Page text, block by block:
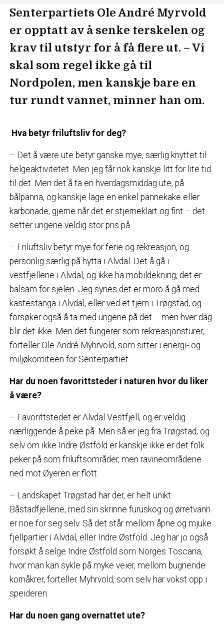
Senterpartiets Ole André Myrvold
er opptatt av å senke terskelen og
krav til utstyr for å få flere ut. – Vi
skal som regel ikke gå til
Nordpolen, men kanskje bare en
tur rundt vannet, minner han om.
Hva betyr friluftsliv for deg?
– Det å være ute betyr ganske mye, særlig knyttet til
helgeaktivitetet. Men jeg får nok kanskje litt for lite tid
til det. Men det å ta en hverdagsmiddag ute, på
bålpanna, og kanskje lage en enkel pannekake eller
karbonade, gjerne når det er stjerneklart og fint – det
setter ungene veldig stor pris på.
– Friluftsliv betyr mye for ferie og rekreasjon, og
personlig særlig på hytta i Alvdal. Det å gå i
vestfjellene i Alvdal, og ikke ha mobildekning, det er
balsam for sjelen. Jeg synes det er moro å gå med
kastestanga i Alvdal, eller ved et tjern i Trøgstad, og
forsøker også å ta med ungene på det – men hver dag
blir det ikke. Men det fungerer som rekreasjonsturer,
forteller Ole André Myhrvold, som sitter i energi- og
miljøkomiteen for Senterpartiet.
Har du noen favorittsteder i naturen hvor du liker
å være?
– Favorittstedet er Alvdal Vestfjell, og er veldig
nærliggende å peke på. Men så er jeg fra Trøgstad, og
selv om ikke Indre Østfold er kanskje ikke er det folk
peker på som friluftsområder, men ravineområdene
ned mot Øyeren er flott.
– Landskapet Trøgstad har der, er helt unikt.
Båstadfjellene, med sin skrinne furuskog og ørretvann
er noe for seg selv. Så det står mellom åpne og mjuke
fjellpartier i Alvdal, eller Indre Østfold. Jeg har jo også
forsøkt å selge Indre Østfold som Norges Toscana,
hvor man kan sykle på myke veier, mellom bugnende
kornåkrer, forteller Myhrvold, som selv har vokst opp i
speideren.
Har du noen gang overnattet ute?